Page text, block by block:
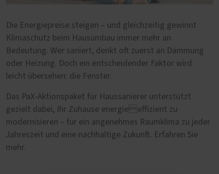
Die Energiepreise steigen – und gleichzeitig gewinnt
Klimaschutz beim Hausumbau immer mehr an
Bedeutung. Wer saniert, denkt oft zuerst an Dämmung
oder Heizung. Doch ein entscheidender Faktor wird
leicht übersehen: die Fenster.
Das PaX-Aktionspaket für Haussanierer unterstützt
gezielt dabei, Ihr Zuhause energieeffizient zu
modernisieren – für ein angenehmes Raumklima zu jeder
Jahreszeit und eine nachhaltige Zukunft. Erfahren Sie
mehr.